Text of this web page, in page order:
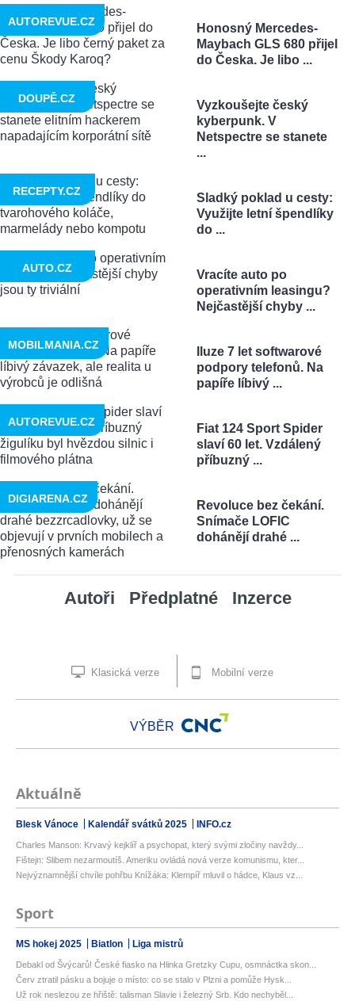
Honosný Mercedes-
Maybach GLS 680 přijel
do Česka. Je libo ...
AUTOREVUE.CZ
Vyzkoušejte český
kyberpunk. V
Netspectre se stanete
...
DOUPĚ.CZ
Sladký poklad u cesty:
Využijte letní špendlíky
do ...
RECEPTY.CZ
Vracíte auto po
operativním leasingu?
Nejčastější chyby ...
AUTO.CZ
Iluze 7 let softwarové
podpory telefonů. Na
papíře líbivý ...
MOBILMANIA.CZ
Fiat 124 Sport Spider
slaví 60 let. Vzdálený
příbuzný ...
AUTOREVUE.CZ
Revoluce bez čekání.
Snímače LOFIC
dohánějí drahé ...
DIGIARENA.CZ
Autoři Předplatné Inzerce
Klasická verze Mobilní verze
VÝBĚR
Aktuálně
Blesk Vánoce Kalendář svátků 2025 INFO.cz
Charles Manson: Krvavý kejklíř a psychopat, který svými zločiny navždy...
Fištejn: Slibem nezarmoutíš. Ameriku ovládá nová verze komunismu, kter...
Nejvýznamnější chvíle pohřbu Knížáka: Klempíř mluvil o hádce, Klaus vz...
Sport
MS hokej 2025 Biatlon Liga mistrů
Debakl od Švýcarů! České fiasko na Hlinka Gretzky Cupu, osmnáctka skon...
Červ ztratil pásku a bojuje o místo: co se stalo v Plzni a pomůže Hysk...
Už rok neslezou ze hřiště: talisman Slavie i železný Srb. Kdo nechyběl...